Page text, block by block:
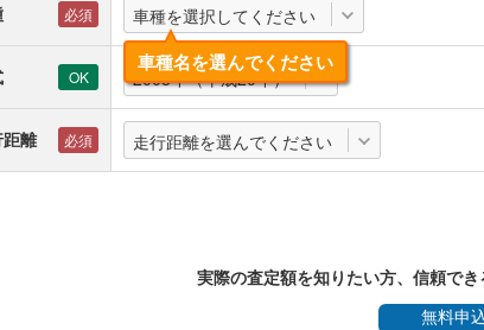
車種を選択してください
車種名を選んでください
2008年（平成20年）
離 走行距離を選んでください
実際の査定額を知りたい方、信頼で
無料申